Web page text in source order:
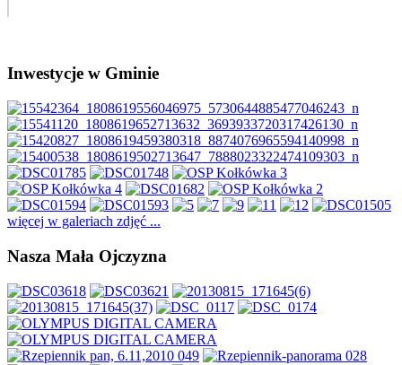
Inwestycje w Gminie
więcej w galeriach zdjęć ...
Nasza Mała Ojczyzna